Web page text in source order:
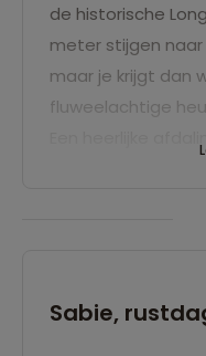
de historische
meter stijgen
maar je krijgt dan
fluweelachtige
Sabie,